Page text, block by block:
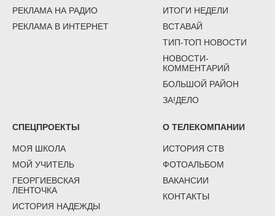
РЕКЛАМА НА РАДИО
РЕКЛАМА В ИНТЕРНЕТ
ИТОГИ НЕДЕЛИ
ВСТАВАЙ
ТИП-ТОП НОВОСТИ
НОВОСТИ-
КОММЕНТАРИЙ
БОЛЬШОЙ РАЙОН
ЗА!ДЕЛО
СПЕЦПРОЕКТЫ
МОЯ ШКОЛА
МОЙ УЧИТЕЛЬ
ГЕОРГИЕВСКАЯ
ЛЕНТОЧКА
ИСТОРИЯ НАДЕЖДЫ
О ТЕЛЕКОМПАНИИ
ИСТОРИЯ СТВ
ФОТОАЛЬБОМ
ВАКАНСИИ
КОНТАКТЫ